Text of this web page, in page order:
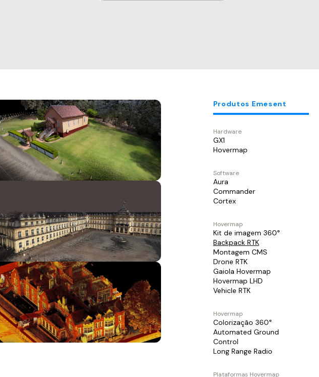
Produtos Emesent
Hardware
GX1
Hovermap
Software
Aura
Commander
Cortex
Hovermap
Kit de imagem 360°
Backpack RTK
Montagem CMS
Drone RTK
Gaiola Hovermap
Hovermap LHD
Vehicle RTK
Hovermap
Colorização 360°
Automated Ground
Control
Long Range Radio
Plataformas Hovermap